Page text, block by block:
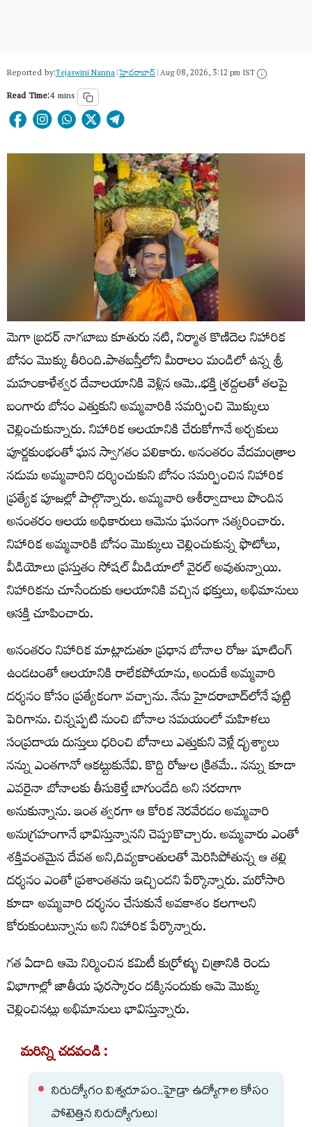
Reported by:Tejaswini Nanna|హైదరాబాద్​|Aug 08, 2026, 3:12 pm IST
Read Time:4 mins
మెగా బ్రదర్ నాగబాబు కూతురు నటి, నిర్మాత కొణిదెల నిహారిక
బోనం మొక్కు తీరింది.పాతబస్తీలోని మీరాలం మండిలో ఉన్న శ్రీ
మహంకాళేశ్వర దేవాలయానికి వెళ్లిన ఆమె..భక్తి శ్రద్దలతో తలపై
బంగారు బోనం ఎత్తుకుని అమ్మవారికి సమర్పించి మొక్కులు
చెల్లించుకున్నారు. నిహారిక ఆలయానికి చేరుకోగానే అర్చకులు
పూర్ణకుంభంతో ఘన స్వాగతం పలికారు. అనంతరం వేదమంత్రాల
నడుమ అమ్మవారిని దర్శించుకుని బోనం సమర్పించిన నిహారిక
ప్రత్యేక పూజల్లో పాల్గొన్నారు. అమ్మవారి ఆశీర్వాదాలు పొందిన
అనంతరం ఆలయ అధికారులు ఆమెను ఘనంగా సత్కరించారు.
నిహారిక అమ్మవారికి బోనం మొక్కులు చెల్లించుకున్న ఫొటోలు,
వీడియోలు ప్రస్తుతం సోషల్ మీడియాలో వైరల్ అవుతున్నాయి.
నిహారికను చూసేందుకు ఆలయానికి వచ్చిన భక్తులు, అభిమానులు
ఆసక్తి చూపించారు.
అనంతరం నిహారిక మాట్లాడుతూ ప్రధాన బోనాల రోజు షూటింగ్
ఉండటంతో ఆలయానికి రాలేకపోయాను, అందుకే అమ్మవారి
దర్శనం కోసం ప్రత్యేకంగా వచ్చాను. నేను హైదరాబాద్‌లోనే పుట్టి
పెరిగాను. చిన్నప్పటి నుంచి బోనాల సమయంలో మహిళలు
సంప్రదాయ దుస్తులు ధరించి బోనాలు ఎత్తుకుని వెళ్లే దృశ్యాలు
నన్ను ఎంతగానో ఆకట్టుకునేవి. కొద్ది రోజుల క్రితమే.. నన్ను కూడా
ఎవరైనా బోనాలకు తీసుకెళ్తే బాగుండేది అని సరదాగా
అనుకున్నాను. ఇంత త్వరగా ఆ కోరిక నెరవేరడం అమ్మవారి
అనుగ్రహంగానే భావిస్తున్నానని చెప్పుకొచ్చారు. అమ్మవారు ఎంతో
శక్తివంతమైన దేవత అని,దివ్యకాంతులతో మెరిసిపోతున్న ఆ తల్లి
దర్శనం ఎంతో ప్రశాంతతను ఇచ్చిందని పేర్కొన్నారు. మరోసారి
కూడా అమ్మవారి దర్శనం చేసుకునే అవకాశం కలగాలని
కోరుకుంటున్నాను అని నిహారిక పేర్కొన్నారు.
గత ఏడాది ఆమె నిర్మించిన కమిటీ కుర్రోళ్ళు చిత్రానికి రెండు
విభాగాల్లో జాతీయ పురస్కారం దక్కినందుకు ఆమె మొక్కు
చెల్లించినట్లు అభిమానులు భావిస్తున్నారు.
మరిన్ని చదవండి :
నిరుద్యోగం విశ్వరూపం..హైడ్రా ఉద్యోగాల కోసం
పోటెత్తిన నిరుద్యోగులు!